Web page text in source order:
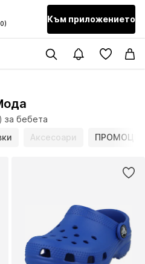
Към приложението
за бебета
Аксесоари